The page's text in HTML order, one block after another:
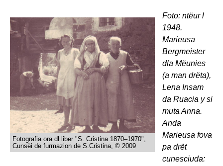
Fotografia ora dl liber "S. Cristina 1870–1970",
Cunsëi de furmazion de S.Cristina, © 2009
Foto: ntëur l
1948.
Marieusa
Bergmeister
dla Mëunies
(a man drëta),
Lena Insam
da Ruacia y si
muta Anna.
Anda
Marieusa fova
pa drët
cunesciuda: